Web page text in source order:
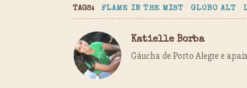
TAGS: FLAME IN THE MIST GLOBO ALT
Katielle Borba
Gáucha de Porto Alegre e